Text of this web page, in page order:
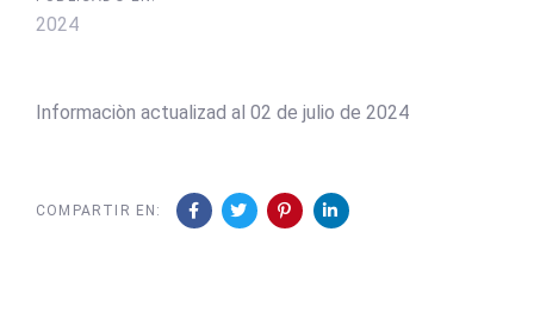
2024
Informaciòn actualizad al 02 de julio de 2024
COMPARTIR EN: